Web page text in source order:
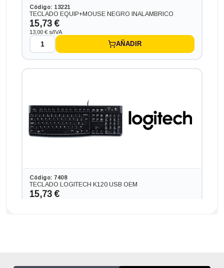
Ordenador INTEL NUC NUC 717 BNH en formato MINI,
procesador INTEL CORE I7 - 7567 4.0 GHZ (7ª
Generación), memoria DDR4, Salidas gráficas: HDMI
Código: 13221
TECLADO EQUIP+MOUSE NEGRO INALAMBRICO
15,73 €
13,00 € s/IVA
AÑADIR
Código: 7408
TECLADO LOGITECH K120 USB OEM
15,73 €